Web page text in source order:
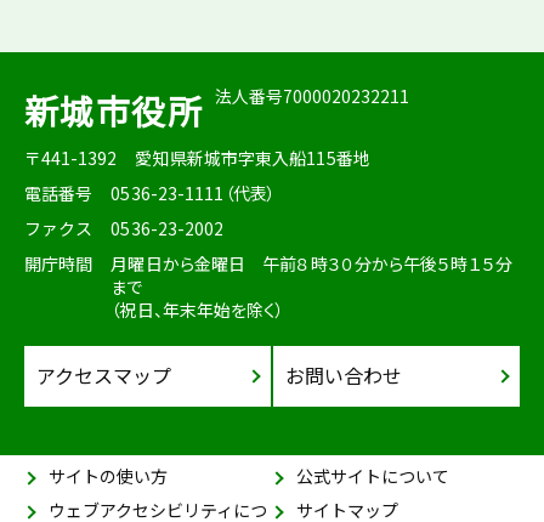
新城市役所 法人番号7000020232211
〒441-1392
愛知県新城市字東入船115番地
電話番号
0536-23-1111（代表）
ファクス
0536-23-2002
開庁時間
月曜日から金曜日 午前８時３０分から午後５時１５分
まで
（祝日、年末年始を除く）
アクセスマップ お問い合わせ
サイトの使い方
公式サイトについて
ウェブアクセシビリティにつ
サイトマップ